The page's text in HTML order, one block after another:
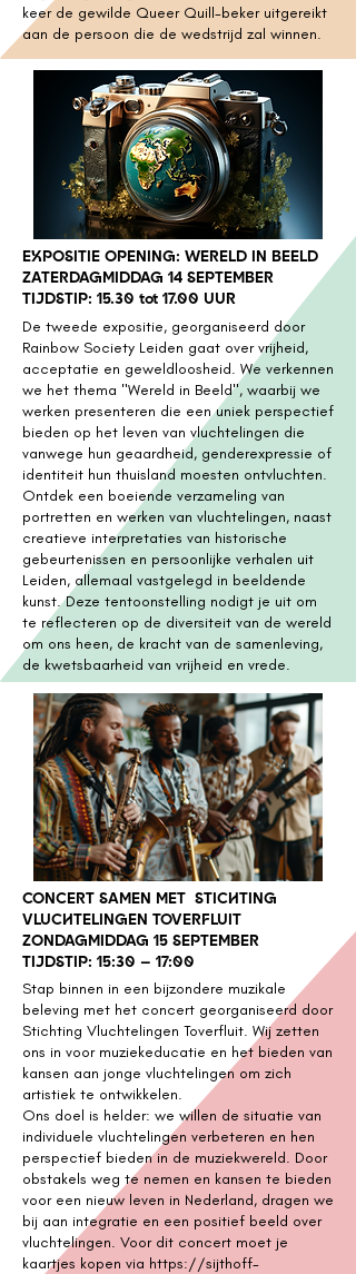
keer de gewilde Queer Quill-beker uitgereikt
aan de persoon die de wedstrijd zal winnen.
EXPOSITIE OPENING: WERELD IN BEELD
ZATERDAGMIDDAG 14 SEPTEMBER
TIJDSTIP: 15.30 tot 17.00 UUR
De tweede expositie, georganiseerd door
Rainbow Society Leiden gaat over vrijheid,
acceptatie en geweldloosheid. We verkennen
we het thema "Wereld in Beeld", waarbij we
werken presenteren die een uniek perspectief
bieden op het leven van vluchtelingen die
vanwege hun geaardheid, genderexpressie of
identiteit hun thuisland moesten ontvluchten.
Ontdek een boeiende verzameling van
portretten en werken van vluchtelingen, naast
creatieve interpretaties van historische
gebeurtenissen en persoonlijke verhalen uit
Leiden, allemaal vastgelegd in beeldende
kunst. Deze tentoonstelling nodigt je uit om
te reflecteren op de diversiteit van de wereld
om ons heen, de kracht van de samenleving,
de kwetsbaarheid van vrijheid en vrede.
CONCERT SAMEN MET STICHTING
VLUCHTELINGEN TOVERFLUIT
ZONDAGMIDDAG 15 SEPTEMBER
TIJDSTIP: 15:30 – 17:00
Stap binnen in een bijzondere muzikale
beleving met het concert georganiseerd door
Stichting Vluchtelingen Toverfluit. Wij zetten
ons in voor muziekeducatie en het bieden van
kansen aan jonge vluchtelingen om zich
artistiek te ontwikkelen.
Ons doel is helder: we willen de situatie van
individuele vluchtelingen verbeteren en hen
perspectief bieden in de muziekwereld. Door
obstakels weg te nemen en kansen te bieden
voor een nieuw leven in Nederland, dragen we
bij aan integratie en een positief beeld over
vluchtelingen. Voor dit concert moet je
kaartjes kopen via https://sijthoff-